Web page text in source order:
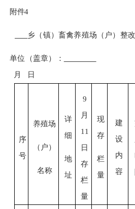
附件4
乡（镇）畜禽养殖场（户）整
单位（盖章）：
月
日
序
号
养殖场
（户）
名称
详
细
地
址
9
月
11
日
存
栏
量
现
存
栏
量
建
设
内
容